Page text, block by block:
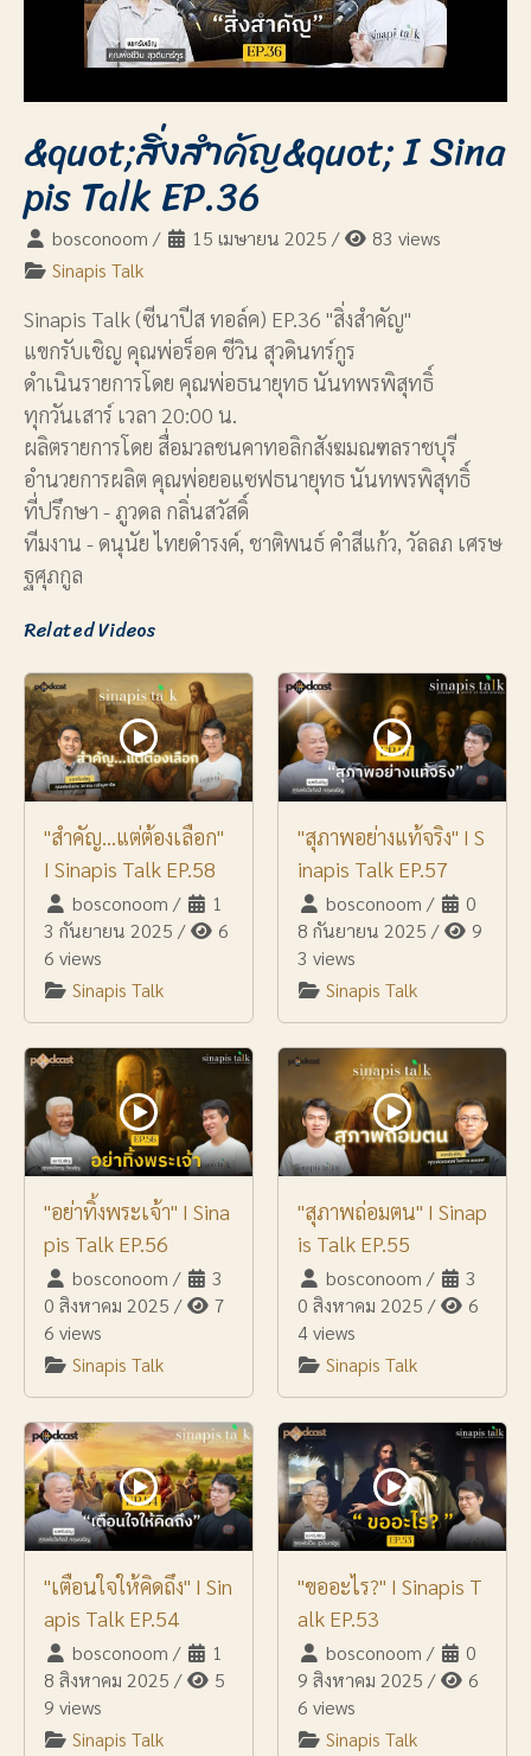
&quot;สิ่งสำคัญ&quot; I Sina
pis Talk EP.36
bosconoom / 15 เมษายน 2025 /
83 views
Sinapis Talk
Sinapis Talk (ซีนาปีส ทอล์ค) EP.36 "สิ่งสำคัญ"
แขกรับเชิญ คุณพ่อร็อค ชีวิน สุวดินทร์กูร
ดำเนินรายการโดย คุณพ่อธนายุทธ นันทพรพิสุทธิ์
ทุกวันเสาร์ เวลา 20:00 น.
ผลิตรายการโดย สื่อมวลชนคาทอลิกสังฆมณฑลราชบุรี
อำนวยการผลิต คุณพ่อยอแซฟธนายุทธ นันทพรพิสุทธิ์
ที่ปรึกษา - ภูวดล กลิ่นสวัสดิ์
ทีมงาน - ดนุนัย ไทยดำรงค์, ชาติพนธ์ คำสีแก้ว, วัลลภ เศรษ
ฐศุภกูล
Related Videos
"สำคัญ...แต่ต้องเลือก"
I Sinapis Talk EP.58
bosconoom /
1
3 กันยายน 2025 /
6
6 views
Sinapis Talk
"สุภาพอย่างแท้จริง" I S
inapis Talk EP.57
bosconoom /
0
8 กันยายน 2025 /
9
3 views
Sinapis Talk
"อย่าทิ้งพระเจ้า" I Sina
pis Talk EP.56
bosconoom /
3
0 สิงหาคม 2025 /
7
6 views
Sinapis Talk
"สุภาพถ่อมตน" I Sinap
is Talk EP.55
bosconoom /
3
0 สิงหาคม 2025 /
6
4 views
Sinapis Talk
"เตือนใจให้คิดถึง" I Sin
apis Talk EP.54
bosconoom /
1
8 สิงหาคม 2025 /
5
9 views
Sinapis Talk
"ขออะไร?" I Sinapis T
alk EP.53
bosconoom /
0
9 สิงหาคม 2025 /
6
6 views
Sinapis Talk